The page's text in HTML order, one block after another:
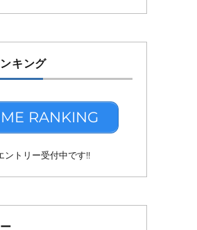
キング
RANKING
ントリー受付中です!!